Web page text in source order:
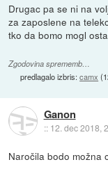
Drugac pa se ni na
za zaposlene na
tko da bomo mogl
Zgodovina sprememb…
predlagalo izbris:camx (
Ganon
:: 12. dec 2018,
Naročila bodo možna